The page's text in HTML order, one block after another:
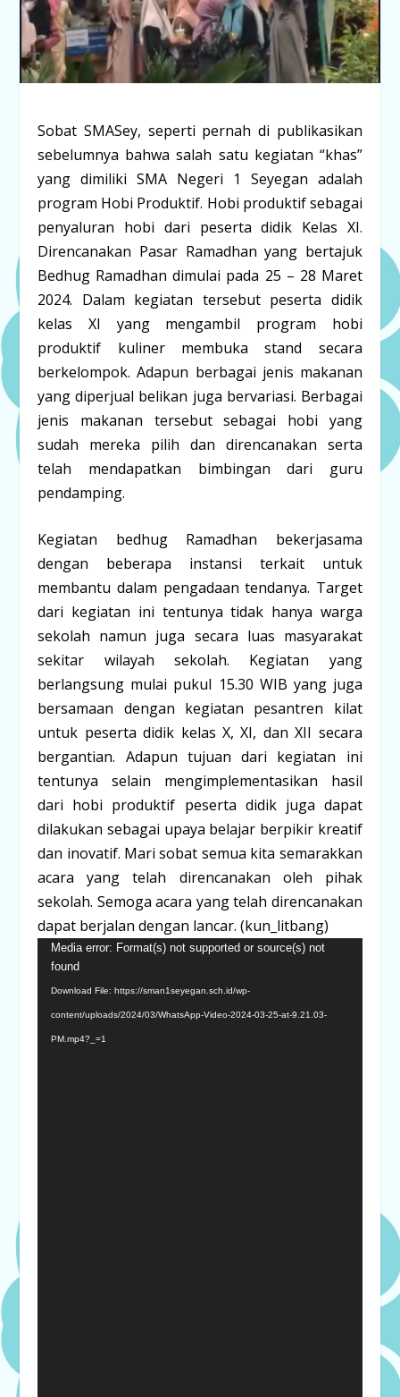
Sobat SMASey, seperti pernah di publikasikan
sebelumnya bahwa salah satu kegiatan “khas”
yang dimiliki SMA Negeri 1 Seyegan adalah
program Hobi Produktif. Hobi produktif sebagai
penyaluran hobi dari peserta didik Kelas XI.
Direncanakan Pasar Ramadhan yang bertajuk
Bedhug Ramadhan dimulai pada 25 – 28 Maret
2024. Dalam kegiatan tersebut peserta didik
kelas XI yang mengambil program hobi
produktif kuliner membuka stand secara
berkelompok. Adapun berbagai jenis makanan
yang diperjual belikan juga bervariasi. Berbagai
jenis makanan tersebut sebagai hobi yang
sudah mereka pilih dan direncanakan serta
telah mendapatkan bimbingan dari guru
pendamping.
Kegiatan bedhug Ramadhan bekerjasama
dengan beberapa instansi terkait untuk
membantu dalam pengadaan tendanya. Target
dari kegiatan ini tentunya tidak hanya warga
sekolah namun juga secara luas masyarakat
sekitar wilayah sekolah. Kegiatan yang
berlangsung mulai pukul 15.30 WIB yang juga
bersamaan dengan kegiatan pesantren kilat
untuk peserta didik kelas X, XI, dan XII secara
bergantian. Adapun tujuan dari kegiatan ini
tentunya selain mengimplementasikan hasil
dari hobi produktif peserta didik juga dapat
dilakukan sebagai upaya belajar berpikir kreatif
dan inovatif. Mari sobat semua kita semarakkan
acara yang telah direncanakan oleh pihak
sekolah. Semoga acara yang telah direncanakan
dapat berjalan dengan lancar. (kun_litbang)
Video
Player
Media error: Format(s) not supported or source(s) not
found
Download File: https://sman1seyegan.sch.id/wp-
content/uploads/2024/03/WhatsApp-Video-2024-03-25-at-9.21.03-
PM.mp4?_=1